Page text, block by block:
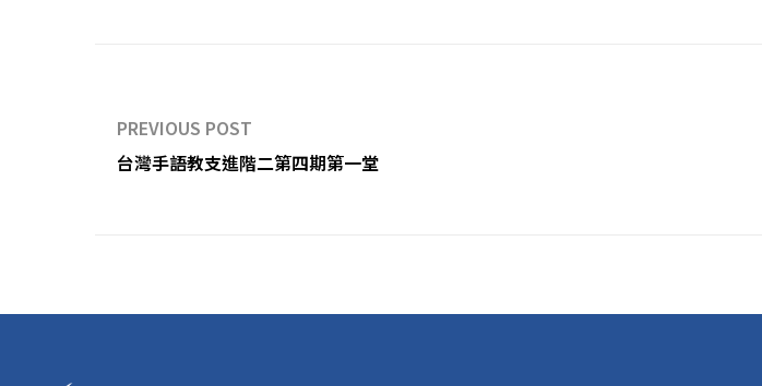
PREVIOUS POST
台灣手語教支進階二第四期第一堂